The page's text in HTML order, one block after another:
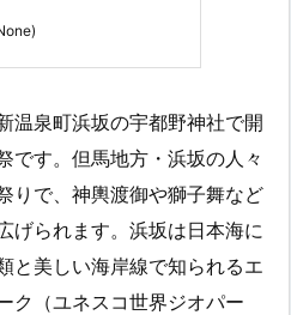
温泉町浜坂の宇都野神社で開
です。但馬地方・浜坂の人々
りで、神輿渡御や獅子舞など
げられます。浜坂は日本海に
と美しい海岸線で知られるエ
ク（ユネスコ世界ジオパー